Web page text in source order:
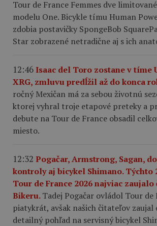
Tour de France Femmes dve
modelu One. Bicykle tímu Human
zdobia postavičky SpongeBob
Star zobrazené netradične aj s ich
12:46Isaac del Toro zostane v tíme
XRG, zmluvu predĺžil až do konca
ročný Mexičan má za sebou životnú
ktorej vyhral troje etapové preteky a
debute na Tour de France obsadil
miesto.
12:32 Pogačar, Armstrong, Sagan,
kontroly aj bicykel Shimano. Týchto
Tour de France 2026 najviac
Bikeru.Tadej Pogačar ovládol Tour de
piatykrát, avšak našich čitateľov zaujal
detailný pohľad na servisný bicykel